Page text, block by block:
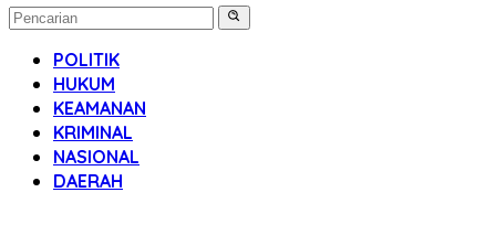
POLITIK
HUKUM
KEAMANAN
KRIMINAL
NASIONAL
DAERAH